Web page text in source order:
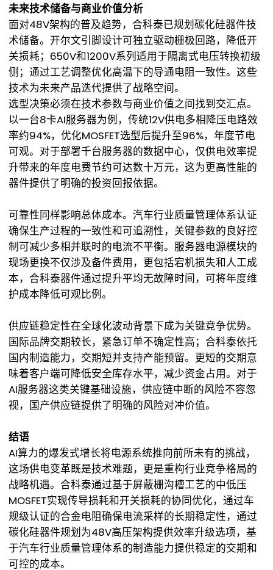
未来技术储备与商业价值分析
面对48V架构的普及趋势，合科泰已规划碳化硅器件技
术储备。开尔文引脚设计可独立驱动栅极回路，降低开
关损耗；650V和1200V系列适用于隔离式电压转换初级
侧；通过工艺调整优化高温下的导通电阻一致性。这些
技术为未来产品迭代提供了战略空间。
选型决策必须在技术参数与商业价值之间找到交汇点。
以一台8卡AI服务器为例，传统12V供电多相降压电路效
率约94%，优化MOSFET选型后提升至96%，年度节电
可观。对于部署千台服务器的数据中心，仅供电效率提
升带来的年度电费节约可达数十万元，这为更高性能的
器件提供了明确的投资回报依据。
可靠性同样影响总体成本。汽车行业质量管理体系认证
确保生产过程的一致性和可追溯性，关键参数的良好控
制可减少多相并联时的电流不平衡。服务器电源模块的
现场更换不仅涉及备件费用，更包括宕机损失和人工成
本，合科泰器件通过提升平均无故障时间，可将年度维
护成本降低可观比例。
供应链稳定性在全球化波动背景下成为关键竞争优势。
国际品牌交期较长，紧急订单不确定性高；合科泰依托
国内制造能力，交期短并支持产能预留。更短的交期意
味着客户端可降低安全库存水平，减少资金占用。对于
AI服务器这类关键基础设施，供应链中断的风险不容忽
视，国产供应链提供了明确的风险对冲价值。
结语
AI算力的爆发式增长将电源系统推向前所未有的挑战，
这场供电变革既是技术难题，更是重构行业竞争格局的
战略机遇。合科泰通过基于屏蔽栅沟槽工艺的中低压
MOSFET实现传导损耗和开关损耗的协同优化，通过车
规级认证的合金电阻确保电流采样的长期稳定性，通过
碳化硅器件规划为48V高压架构提供效率升级选项，基
于汽车行业质量管理体系的制造能力提供稳定的交期和
可控的成本。